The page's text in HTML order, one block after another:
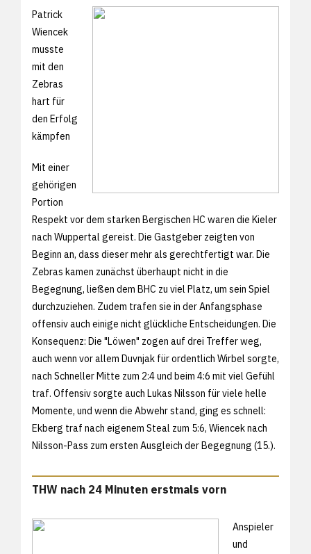
Patrick
Wiencek
musste
mit den
Zebras
hart für
den Erfolg
kämpfen
Mit einer
gehörigen
Portion
Respekt vor dem starken Bergischen HC waren die Kieler
nach Wuppertal gereist. Die Gastgeber zeigten von
Beginn an, dass dieser mehr als gerechtfertigt war. Die
Zebras kamen zunächst überhaupt nicht in die
Begegnung, ließen dem BHC zu viel Platz, um sein Spiel
durchzuziehen. Zudem trafen sie in der Anfangsphase
offensiv auch einige nicht glückliche Entscheidungen. Die
Konsequenz: Die "Löwen" zogen auf drei Treffer weg,
auch wenn vor allem Duvnjak für ordentlich Wirbel sorgte,
nach Schneller Mitte zum 2:4 und beim 4:6 mit viel Gefühl
traf. Offensiv sorgte auch Lukas Nilsson für viele helle
Momente, und wenn die Abwehr stand, ging es schnell:
Ekberg traf nach eigenem Steal zum 5:6, Wiencek nach
Nilsson-Pass zum ersten Ausgleich der Begegnung (15.).
THW nach 24 Minuten erstmals vorn
Anspieler
und